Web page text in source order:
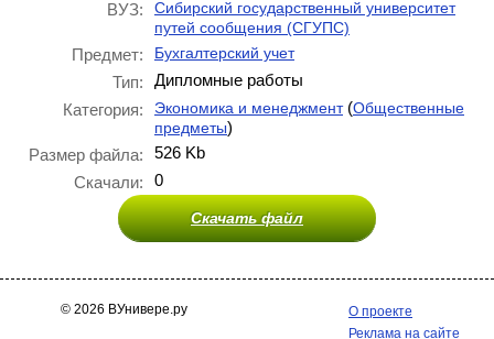
ВУЗ:
Сибирский государственный университет
путей сообщения (СГУПС)
Предмет: Бухгалтерский учет
Тип:
Дипломные работы
Категория:
Экономика и менеджмент(Общественные
предметы)
Размер файла:
526 Kb
Скачали:
0
Скачать файл
© 2026 ВУнивере.ру
О проекте
Реклама на сайте